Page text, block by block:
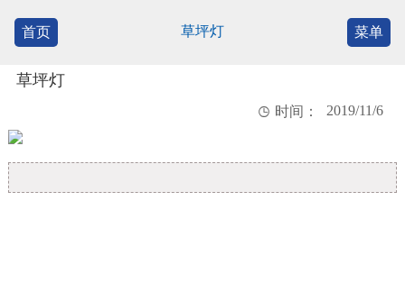
首页 草坪灯 菜单
草坪灯
 时间： 2019/11/6